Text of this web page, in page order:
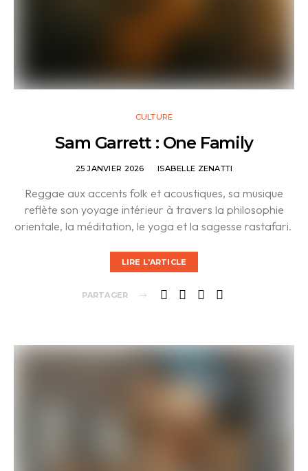
CULTURE
Sam Garrett : One Family
25 JANVIER 2026 ISABELLE ZENATTI
Reggae aux accents folk et acoustiques, sa musique
reflète son yoyage intérieur à travers la philosophie
orientale, la méditation, le yoga et la sagesse rastafari.
LIRE L'ARTICLE
PARTAGER